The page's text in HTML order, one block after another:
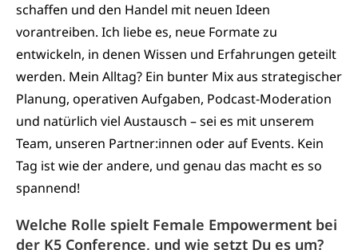
schaffen und den Handel mit neuen Ideen
vorantreiben. Ich liebe es, neue Formate zu
entwickeln, in denen Wissen und Erfahrungen geteilt
werden. Mein Alltag? Ein bunter Mix aus strategischer
Planung, operativen Aufgaben, Podcast-Moderation
und natürlich viel Austausch – sei es mit unserem
Team, unseren Partner:innen oder auf Events. Kein
Tag ist wie der andere, und genau das macht es so
spannend!
Welche Rolle spielt Female Empowerment bei
der K5 Conference, und wie setzt Du es um?